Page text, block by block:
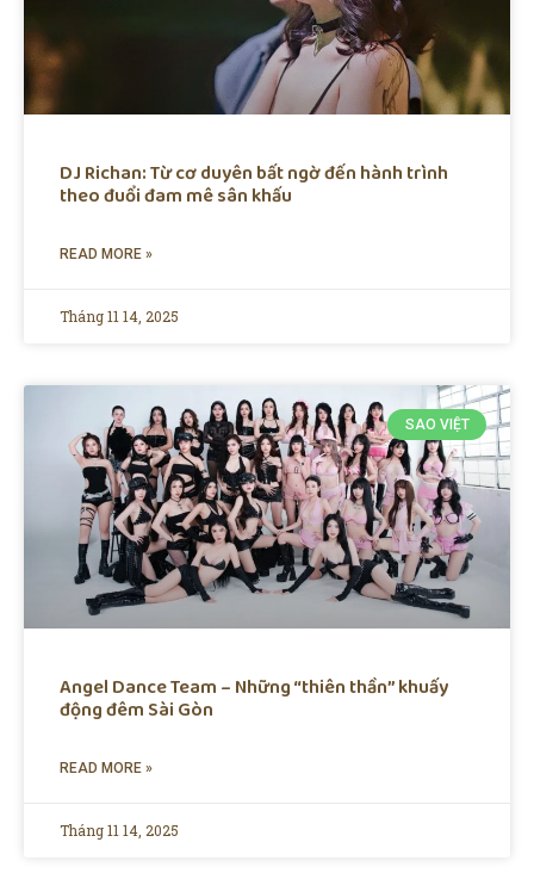
DJ Richan: Từ cơ duyên bất ngờ đến hành trình
theo đuổi đam mê sân khấu
READ MORE »
Tháng 11 14, 2025
SAO VIỆT
Angel Dance Team – Những “thiên thần” khuấy
động đêm Sài Gòn
READ MORE »
Tháng 11 14, 2025